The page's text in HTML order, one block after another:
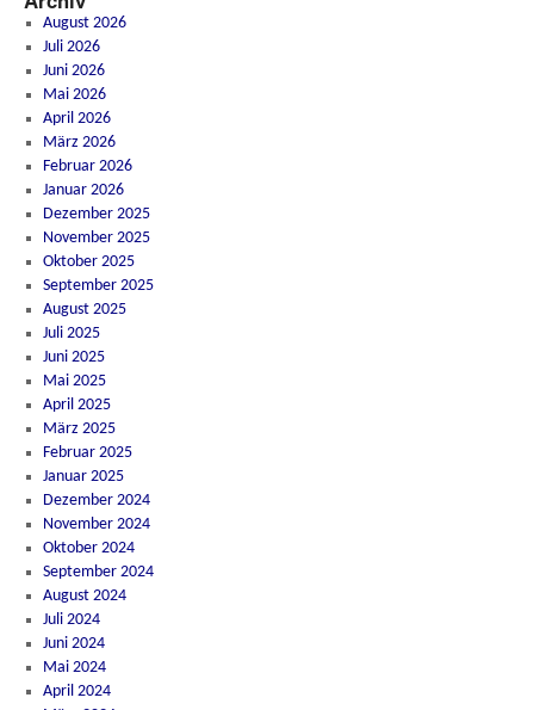
August 2026
Juli 2026
Juni 2026
Mai 2026
April 2026
März 2026
Februar 2026
Januar 2026
Dezember 2025
November 2025
Oktober 2025
September 2025
August 2025
Juli 2025
Juni 2025
Mai 2025
April 2025
März 2025
Februar 2025
Januar 2025
Dezember 2024
November 2024
Oktober 2024
September 2024
August 2024
Juli 2024
Juni 2024
Mai 2024
April 2024